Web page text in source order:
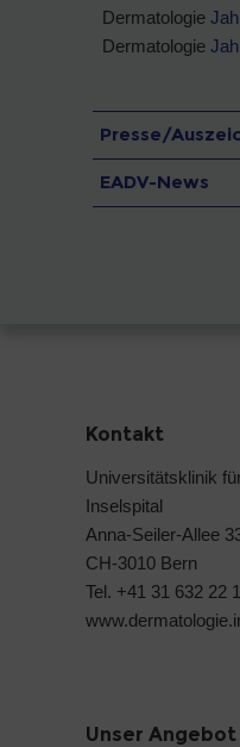
Dermatologie
Dermatologie
Presse/
EADV-News
Kontakt
Universitätsklinik
Inselspital
Anna-Seiler-Allee
CH-3010 Bern
Tel. +41 31 632 22
Unser Angebot